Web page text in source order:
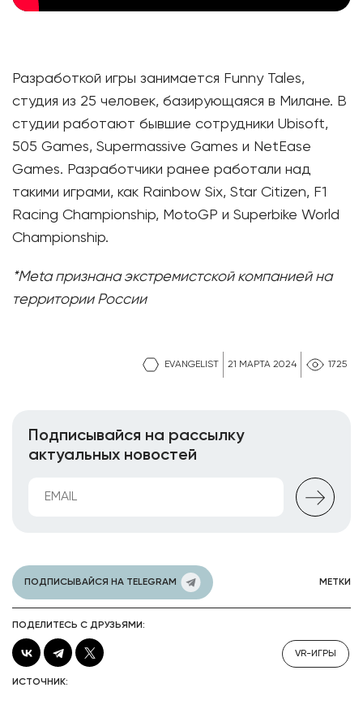
EVANGELIST 21 МАРТА 2024 1725
Разработкой игры занимается Funny Tales,
студия из 25 человек, базирующаяся в Милане. В
студии работают бывшие сотрудники Ubisoft,
505 Games, Supermassive Games и NetEase
Games. Разработчики ранее работали над
такими играми, как Rainbow Six, Star Citizen, F1
Racing Championship, MotoGP и Superbike World
Championship.
*Meta признана экстремистской компанией на
территории России
Подписывайся на рассылку
актуальных новостей
ПОДПИСЫВАЙСЯ НА TELEGRAM МЕТКИ
ПОДЕЛИТЕСЬ С ДРУЗЬЯМИ:
VR-ИГРЫ
ИСТОЧНИК: